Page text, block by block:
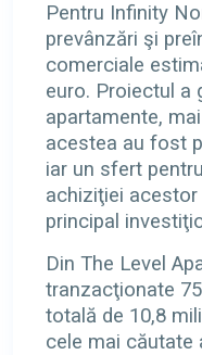
Pentru Infinity
prevânzări şi
comerciale
euro. Proiectul a
apartamente,
acestea au fost
iar un sfert
achiziţiei
principal
Din The Level
tranzacţionate
totală de 10,8
cele mai căutate